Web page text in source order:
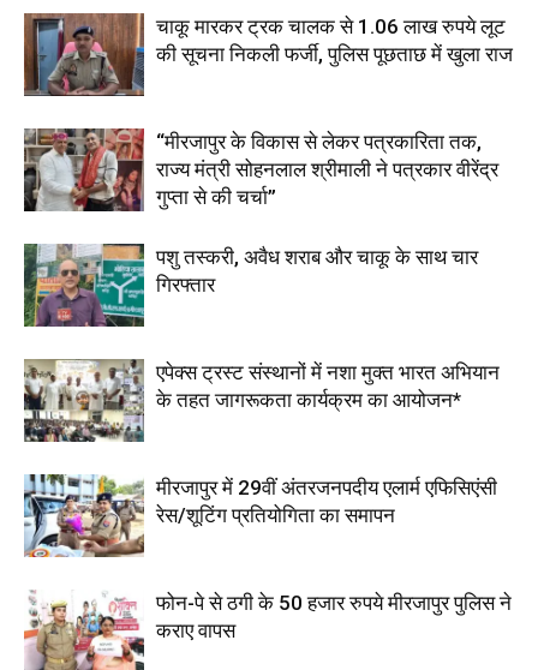
चाकू मारकर ट्रक चालक से 1.06 लाख रुपये लूट
की सूचना निकली फर्जी, पुलिस पूछताछ में खुला राज
“मीरजापुर के विकास से लेकर पत्रकारिता तक,
राज्य मंत्री सोहनलाल श्रीमाली ने पत्रकार वीरेंद्र
गुप्ता से की चर्चा”
पशु तस्करी, अवैध शराब और चाकू के साथ चार
गिरफ्तार
एपेक्स ट्रस्ट संस्थानों में नशा मुक्त भारत अभियान
के तहत जागरूकता कार्यक्रम का आयोजन*
मीरजापुर में 29वीं अंतरजनपदीय एलार्म एफिसिएंसी
रेस/शूटिंग प्रतियोगिता का समापन
फोन-पे से ठगी के 50 हजार रुपये मीरजापुर पुलिस ने
कराए वापस